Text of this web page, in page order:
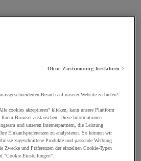
mit Rollen
für Garderobe
Ohne Zustimmung fortfahren >
Besuch auf unserer Website zu bieten!
cookies akzeptieren" klicken, kann unsere Plattform
Browser austauschen. Diese Informationen
und unseren Internetpartnern, die Leistung
Einkaufspräferenzen zu analysieren. So können wir
zugeschnittene Produkte und passende Werbung
Zwecke und Präferenzen der einzelnen Cookie-Typen
"Cookie-Einstellungen".